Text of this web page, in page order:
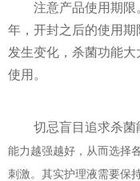
注意产品使用期
年，开封之后的使用
发生变化，杀菌功能
使用。
切忌盲目追求杀菌
能力越强越好，从而选择
刺激。其实护理液需要保